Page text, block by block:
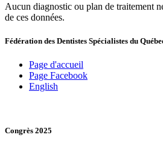
Aucun diagnostic ou plan de traitement
de ces données.
Fédération des Dentistes Spécialistes du
Page d'accueil
Page Facebook
English
Congrès 2025